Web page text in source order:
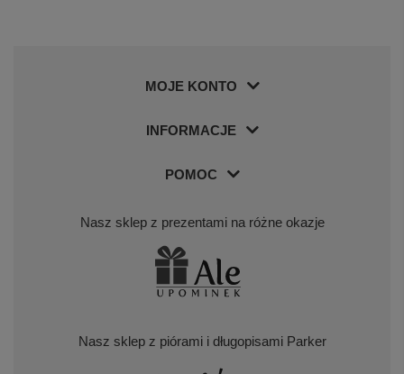
MOJE KONTO
INFORMACJE
POMOC
Nasz sklep z prezentami na różne okazje
Nasz sklep z piórami i długopisami Parker